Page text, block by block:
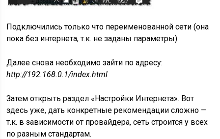
Подключились только что переименованной сети (она
пока без интернета, т.к. не заданы параметры)
Далее снова необходимо зайти по адресу:
http://192.168.0.1/index.html
Затем открыть раздел «Настройки Интернета». Вот
здесь уже, дать конкретные рекомендации сложно —
т.к. в зависимости от провайдера, сеть строится у всех
по разным стандартам.